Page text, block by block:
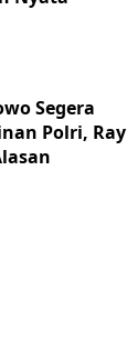
Segera
Polri, Ray